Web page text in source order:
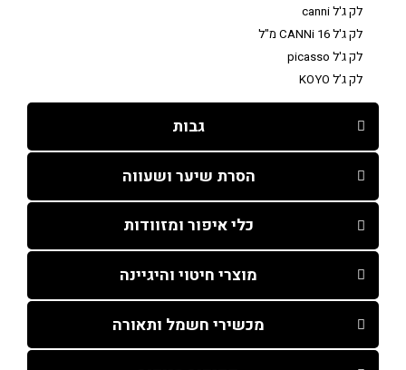
לק ג'ל canni
לק ג'ל CANNi 16 מ"ל
לק ג'ל picasso
לק ג’ל KOYO
גבות
הסרת שיער ושעווה
כלי איפור ומזוודות
מוצרי חיטוי והיגיינה
מכשירי חשמל ותאורה